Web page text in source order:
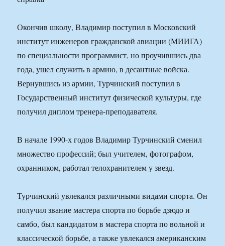
Окончив школу, Владимир поступил в Московский
институт инженеров гражданской авиации (МИИГА)
по специальности программист, но проучившись два
года, ушел служить в армию, в десантные войска.
Вернувшись из армии, Турчинский поступил в
Государственный институт физической культуры, где
получил диплом тренера-преподавателя.
В начале 1990-х годов Владимир Турчинский сменил
множество профессий; был учителем, фотографом,
охранником, работал телохранителем у звезд.
Турчинский увлекался различными видами спорта. Он
получил звание мастера спорта по борьбе дзюдо и
самбо, был кандидатом в мастера спорта по вольной и
классической борьбе, а также увлекался американским